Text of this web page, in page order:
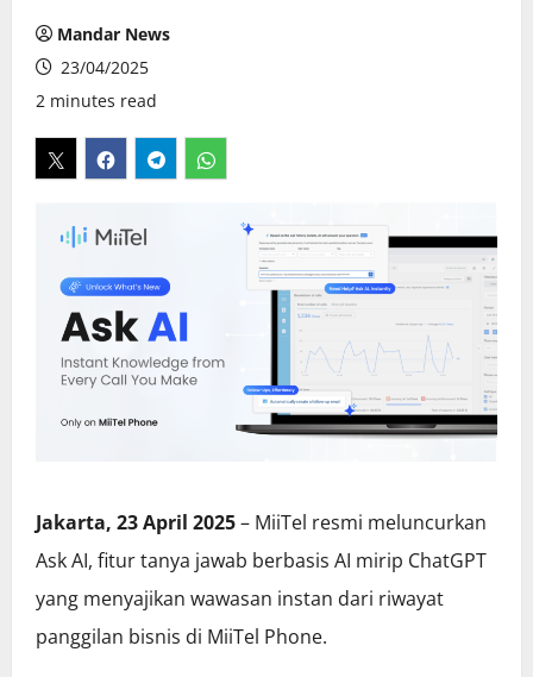
Mandar News
23/04/2025
2 minutes read
Jakarta, 23 April 2025– MiiTel resmi meluncurkan
Ask AI, fitur tanya jawab berbasis AI mirip ChatGPT
yang menyajikan wawasan instan dari riwayat
panggilan bisnis di MiiTel Phone.